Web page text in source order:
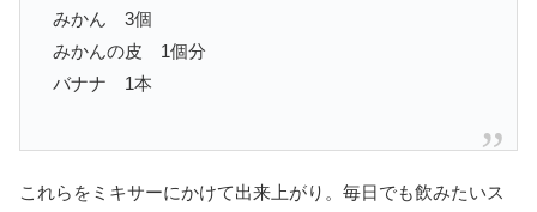
みかん 3個
みかんの皮 1個分
バナナ 1本
これらをミキサーにかけて出来上がり。毎日でも飲みたいス